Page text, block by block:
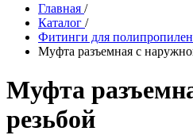
Главная /
Каталог /
Фитинги для
Муфта разъемная с
Муфта
резьбой